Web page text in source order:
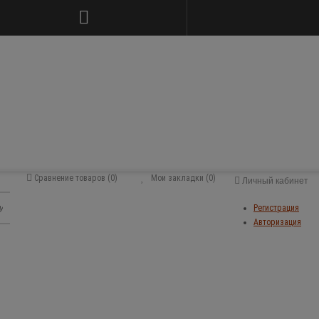
Личный кабинет
Регистрация
Авторизация
Мои закладки (0)
Сравнение товаров (0)